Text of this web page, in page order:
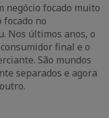
negócio focado muito
focado no
Nos últimos anos, o
final e o
São mundos
separados e agora